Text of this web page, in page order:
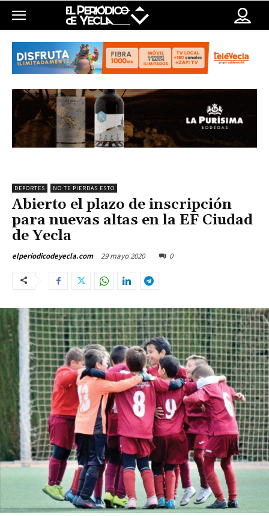
DEPORTES NO TE PIERDAS ESTO
Abierto el plazo de inscripción
para nuevas altas en la EF Ciudad
de Yecla
elperiodicodeyecla.com 29 mayo 2020 0